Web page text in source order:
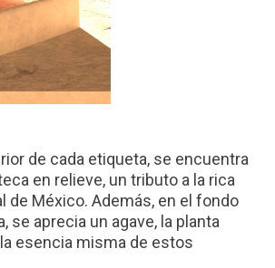
de cada etiqueta, se encuentra
en relieve, un tributo a la rica
de México. Además, en el fondo
se aprecia un agave, la planta
esencia misma de estos